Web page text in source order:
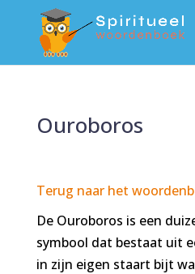
Ouroboros
Terug naar het
De Ouroboros is een
symbool dat bestaat uit
in zijn eigen staart bijt